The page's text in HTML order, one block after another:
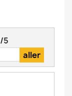
/5